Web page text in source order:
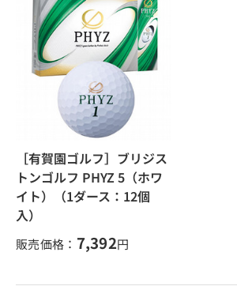
［有賀園ゴルフ］ブリジス
トンゴルフ PHYZ 5（ホワ
イト）（1ダース：12個
入）
販売価格： 7,392円